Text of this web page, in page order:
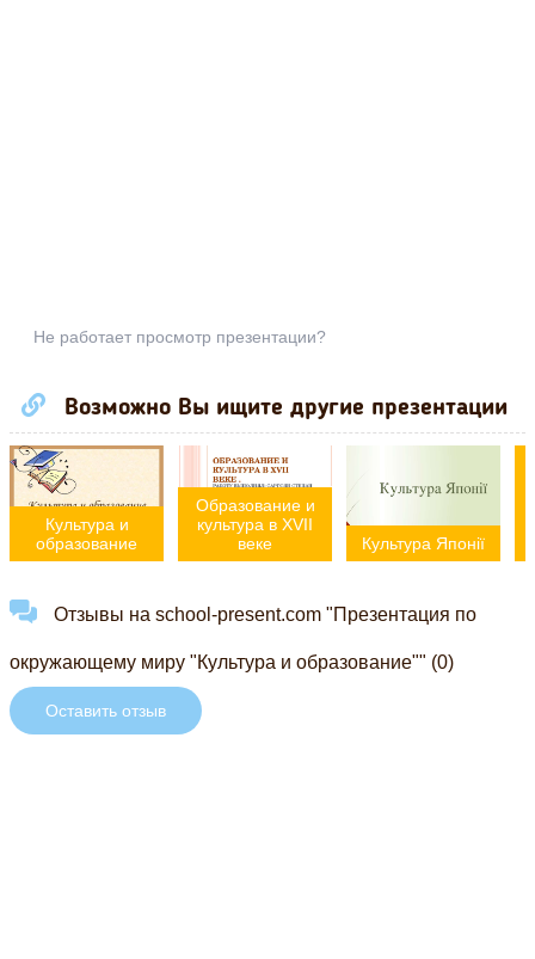
Не работает просмотр презентации?
Возможно Вы ищите другие презентации
Культура и
образование
Образование и
культура в XVII
веке
Культура Японії
Отзывы на school-present.com "Презентация по
окружающему миру "Культура и образование"" (0)
Оставить отзыв